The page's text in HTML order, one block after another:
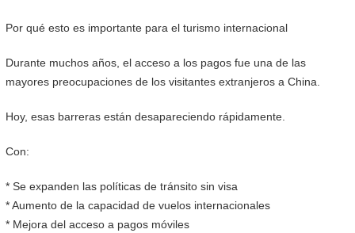
Por qué esto es importante para el turismo internacional
Durante muchos años, el acceso a los pagos fue una de las
mayores preocupaciones de los visitantes extranjeros a China.
Hoy, esas barreras están desapareciendo rápidamente.
Con:
* Se expanden las políticas de tránsito sin visa
* Aumento de la capacidad de vuelos internacionales
* Mejora del acceso a pagos móviles